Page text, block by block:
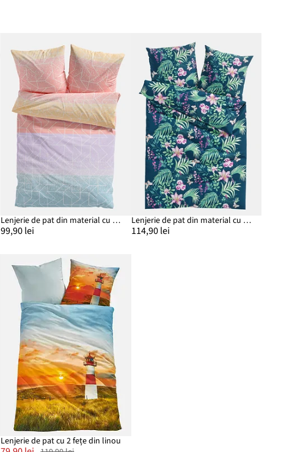
Lenjerie de pat din material cu bumbac
99,90 lei
Lenjerie de pat din material cu bumbac
114,90 lei
Lenjerie de pat cu 2 fețe din linou